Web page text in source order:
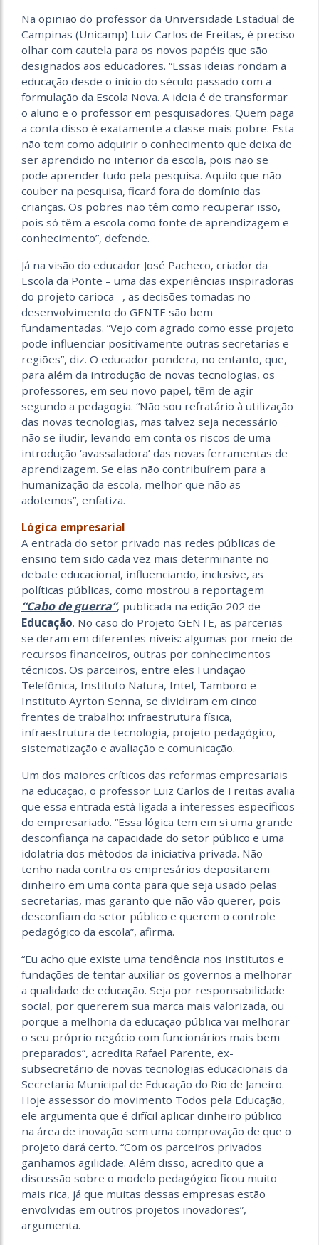
Na opinião do professor da Universidade Estadual de
Campinas (Unicamp) Luiz Carlos de Freitas, é preciso
olhar com cautela para os novos papéis que são
designados aos educadores. “Essas ideias rondam a
educação desde o início do século passado com a
formulação da Escola Nova. A ideia é de transformar
o aluno e o professor em pesquisadores. Quem paga
a conta disso é exatamente a classe mais pobre. Esta
não tem como adquirir o conhecimento que deixa de
ser aprendido no interior da escola, pois não se
pode aprender tudo pela pesquisa. Aquilo que não
couber na pesquisa, ficará fora do domínio das
crianças. Os pobres não têm como recuperar isso,
pois só têm a escola como fonte de aprendizagem e
conhecimento”, defende.
Já na visão do educador José Pacheco, criador da
Escola da Ponte – uma das experiências inspiradoras
do projeto carioca –, as decisões tomadas no
desenvolvimento do GENTE são bem
fundamentadas. “Vejo com agrado como esse projeto
pode influenciar positivamente outras secretarias e
regiões”, diz. O educador pondera, no entanto, que,
para além da introdução de novas tecnologias, os
professores, em seu novo papel, têm de agir
segundo a pedagogia. “Não sou refratário à utilização
das novas tecnologias, mas talvez seja necessário
não se iludir, levando em conta os riscos de uma
introdução ‘avassaladora’ das novas ferramentas de
aprendizagem. Se elas não contribuírem para a
humanização da escola, melhor que não as
adotemos”, enfatiza.
Lógica empresarial
A entrada do setor privado nas redes públicas de
ensino tem sido cada vez mais determinante no
debate educacional, influenciando, inclusive, as
políticas públicas, como mostrou a reportagem
“Cabo de guerra”, publicada na edição 202 de
Educação. No caso do Projeto GENTE, as parcerias
se deram em diferentes níveis: algumas por meio de
recursos financeiros, outras por conhecimentos
técnicos. Os parceiros, entre eles Fundação
Telefônica, Instituto Natura, Intel, Tamboro e
Instituto Ayrton Senna, se dividiram em cinco
frentes de trabalho: infraestrutura física,
infraestrutura de tecnologia, projeto pedagógico,
sistematização e avaliação e comunicação.
Um dos maiores críticos das reformas empresariais
na educação, o professor Luiz Carlos de Freitas avalia
que essa entrada está ligada a interesses específicos
do empresariado. “Essa lógica tem em si uma grande
desconfiança na capacidade do setor público e uma
idolatria dos métodos da iniciativa privada. Não
tenho nada contra os empresários depositarem
dinheiro em uma conta para que seja usado pelas
secretarias, mas garanto que não vão querer, pois
desconfiam do setor público e querem o controle
pedagógico da escola”, afirma.
“Eu acho que existe uma tendência nos institutos e
fundações de tentar auxiliar os governos a melhorar
a qualidade de educação. Seja por responsabilidade
social, por quererem sua marca mais valorizada, ou
porque a melhoria da educação pública vai melhorar
o seu próprio negócio com funcionários mais bem
preparados”, acredita Rafael Parente, ex-
subsecretário de novas tecnologias educacionais da
Secretaria Municipal de Educação do Rio de Janeiro.
Hoje assessor do movimento Todos pela Educação,
ele argumenta que é difícil aplicar dinheiro público
na área de inovação sem uma comprovação de que o
projeto dará certo. “Com os parceiros privados
ganhamos agilidade. Além disso, acredito que a
discussão sobre o modelo pedagógico ficou muito
mais rica, já que muitas dessas empresas estão
envolvidas em outros projetos inovadores”,
argumenta.